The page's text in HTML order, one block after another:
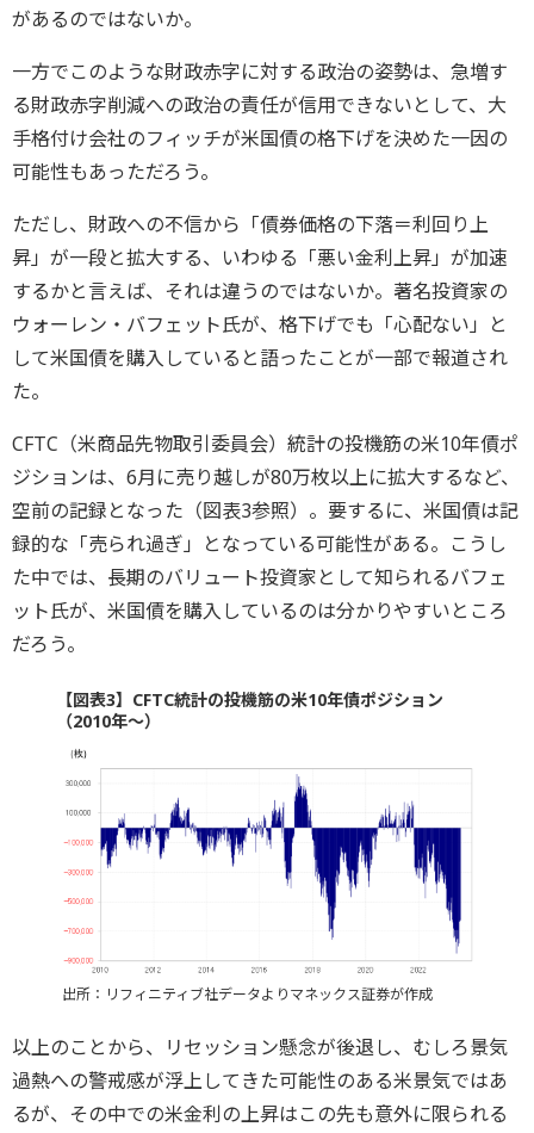
があるのではないか。
一方でこのような財政赤字に対する政治の姿勢は、急増す
る財政赤字削減への政治の責任が信用できないとして、大
手格付け会社のフィッチが米国債の格下げを決めた一因の
可能性もあっただろう。
ただし、財政への不信から「債券価格の下落＝利回り上
昇」が一段と拡大する、いわゆる「悪い金利上昇」が加速
するかと言えば、それは違うのではないか。著名投資家の
ウォーレン・バフェット氏が、格下げでも「心配ない」と
して米国債を購入していると語ったことが一部で報道され
た。
CFTC（米商品先物取引委員会）統計の投機筋の米10年債ポ
ジションは、6月に売り越しが80万枚以上に拡大するなど、
空前の記録となった（図表3参照）。要するに、米国債は記
録的な「売られ過ぎ」となっている可能性がある。こうし
た中では、長期のバリュート投資家として知られるバフェ
ット氏が、米国債を購入しているのは分かりやすいところ
だろう。
【図表3】CFTC統計の投機筋の米10年債ポジション
（2010年～）
出所：リフィニティブ社データよりマネックス証券が作成
以上のことから、リセッション懸念が後退し、むしろ景気
過熱への警戒感が浮上してきた可能性のある米景気ではあ
るが、その中での米金利の上昇はこの先も意外に限られる